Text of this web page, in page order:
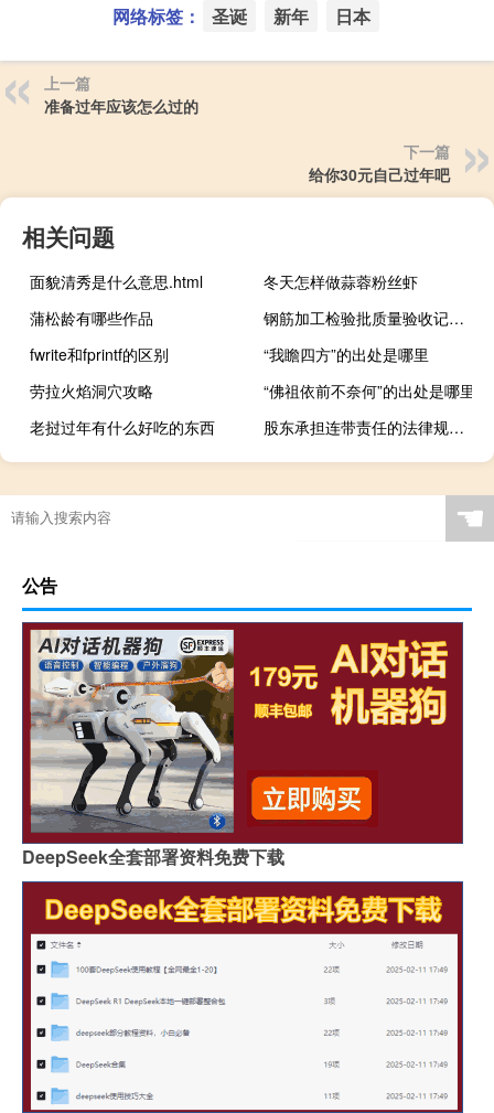
网络标签： 圣诞 新年 日本
上一篇
准备过年应该怎么过的
下一篇
给你30元自己过年吧
相关问题
面貌清秀是什么意思.html
冬天怎样做蒜蓉粉丝虾
蒲松龄有哪些作品
钢筋加工检验批质量验收记录填写实例
fwrite和fprintf的区别
“我瞻四方”的出处是哪里
劳拉火焰洞穴攻略
“佛祖依前不奈何”的出处是哪里
老挝过年有什么好吃的东西
股东承担连带责任的法律规定是什么
☚
公告
DeepSeek全套部署资料免费下载